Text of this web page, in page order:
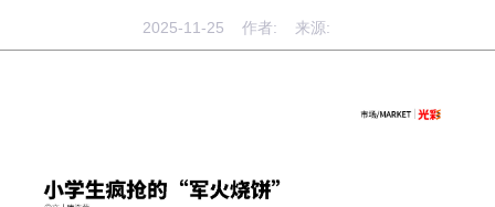
2025-11-25 作者: 来源: